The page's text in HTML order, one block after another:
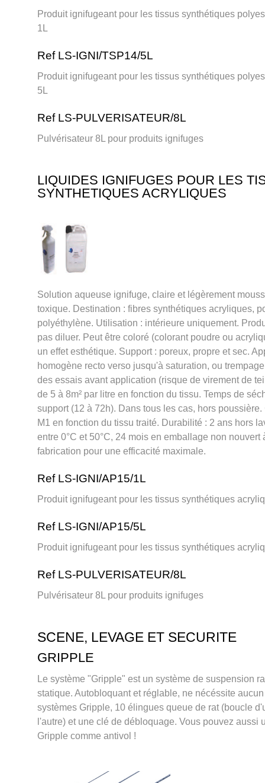
Produit ignifugeant pour les tissus synthétiques
1L
Ref LS-IGNI/TSP14/5L
Produit ignifugeant pour les tissus synthétiques
5L
Ref LS-PULVERISATEUR/8L
Pulvérisateur 8L pour produits ignifuges
LIQUIDES IGNIFUGES POUR LES
SYNTHETIQUES ACRYLIQUES
Solution aqueuse ignifuge, claire et légèrement
toxique. Destination : fibres synthétiques acryliques,
polyéthylène. Utilisation : intérieure uniquement.
pas diluer. Peut être coloré (colorant poudre ou
un effet esthétique. Support : poreux, propre et sec.
homogène recto verso jusqu'à saturation, ou
des essais avant application (risque de virement de
de 5 à 8m² par litre en fonction du tissu. Temps de
support (12 à 72h). Dans tous les cas, hors
M1 en fonction du tissu traité. Durabilité : 2 ans hors
entre 0°C et 50°C, 24 mois en emballage non nouvert
fabrication pour une efficacité maximale.
Ref LS-IGNI/AP15/1L
Produit ignifugeant pour les tissus synthétiques
Ref LS-IGNI/AP15/5L
Produit ignifugeant pour les tissus synthétiques
Ref LS-PULVERISATEUR/8L
Pulvérisateur 8L pour produits ignifuges
SCENE, LEVAGE ET SECURITE
GRIPPLE
Le système "Gripple" est un système de suspension
statique. Autobloquant et réglable, ne nécéssite
systèmes Gripple, 10 élingues queue de rat (boucle
l'autre) et une clé de débloquage. Vous pouvez aussi
Gripple comme antivol !